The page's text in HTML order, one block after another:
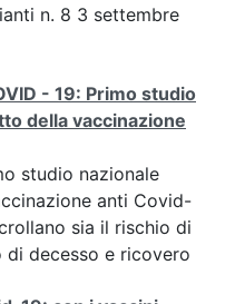
n. 8 3 settembre
- 19: Primo studio
della vaccinazione
studio nazionale
anti Covid-
sia il rischio di
di decesso e ricovero